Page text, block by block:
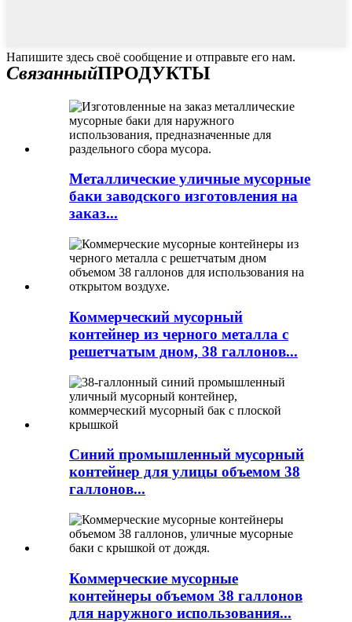
Напишите здесь своё сообщение и отправьте его нам.
СвязанныйПРОДУКТЫ
Металлические уличные мусорные
баки заводского изготовления на
заказ...
Коммерческий мусорный
контейнер из черного металла с
решетчатым дном, 38 галлонов...
Синий промышленный мусорный
контейнер для улицы объемом 38
галлонов...
Коммерческие мусорные
контейнеры объемом 38 галлонов
для наружного использования...